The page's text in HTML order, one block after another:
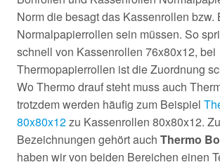
Norm die besagt das Kassenrollen bzw.
Normalpapierrollen sein müssen. So
schnell von Kassenrollen 76x80x12, bei
Thermopapierrollen ist die Zuordnung
Wo Thermo drauf steht muss auch
trotzdem werden häufig zum Beispiel
80x80x12zu Kassenrollen 80x80x12.
Bezeichnungen gehört auch Thermo
haben wir von beiden Bereichen einen